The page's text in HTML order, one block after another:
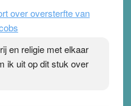
over oversterfte van
en religie met elkaar
ik uit op dit stuk over